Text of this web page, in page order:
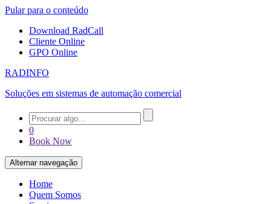
Pular para o conteúdo
Download RadCall
Cliente Online
GPO Online
RADINFO
Soluções em sistemas de automação comercial
0
Book Now
Alternar navegação
Home
Quem Somos